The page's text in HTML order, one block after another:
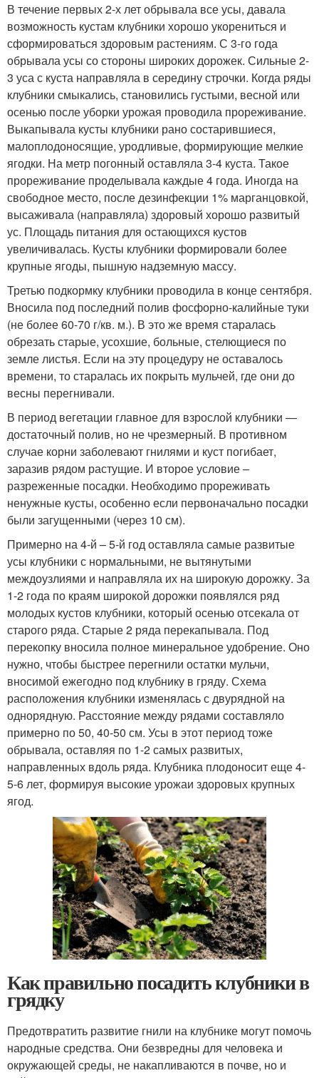
В течение первых 2-х лет обрывала все усы, давала
возможность кустам клубники хорошо укорениться и
сформироваться здоровым растениям. С 3-го года
обрывала усы со стороны широких дорожек. Сильные 2-
3 уса с куста направляла в середину строчки. Когда ряды
клубники смыкались, становились густыми, весной или
осенью после уборки урожая проводила прореживание.
Выкапывала кусты клубники рано состарившиеся,
малоплодоносящие, уродливые, формирующие мелкие
ягодки. На метр погонный оставляла 3-4 куста. Такое
прореживание проделывала каждые 4 года. Иногда на
свободное место, после дезинфекции 1% марганцовкой,
высаживала (направляла) здоровый хорошо развитый
ус. Площадь питания для остающихся кустов
увеличивалась. Кусты клубники формировали более
крупные ягоды, пышную надземную массу.
Третью подкормку клубники проводила в конце сентября.
Вносила под последний полив фосфорно-калийные туки
(не более 60-70 г/кв. м.). В это же время старалась
обрезать старые, усохшие, больные, стелющиеся по
земле листья. Если на эту процедуру не оставалось
времени, то старалась их покрыть мульчей, где они до
весны перегнивали.
В период вегетации главное для взрослой клубники —
достаточный полив, но не чрезмерный. В противном
случае корни заболевают гнилями и куст погибает,
заразив рядом растущие. И второе условие –
разреженные посадки. Необходимо прореживать
ненужные кусты, особенно если первоначально посадки
были загущенными (через 10 см).
Примерно на 4-й – 5-й год оставляла самые развитые
усы клубники с нормальными, не вытянутыми
междоузлиями и направляла их на широкую дорожку. За
1-2 года по краям широкой дорожки появлялся ряд
молодых кустов клубники, который осенью отсекала от
старого ряда. Старые 2 ряда перекапывала. Под
перекопку вносила полное минеральное удобрение. Оно
нужно, чтобы быстрее перегнили остатки мульчи,
вносимой ежегодно под клубнику в гряду. Схема
расположения клубники изменялась с двурядной на
однорядную. Расстояние между рядами составляло
примерно по 50, 40-50 см. Усы в этот период тоже
обрывала, оставляя по 1-2 самых развитых,
направленных вдоль ряда. Клубника плодоносит еще 4-
5-6 лет, формируя высокие урожаи здоровых крупных
ягод.
Как правильно посадить клубники в
грядку
Предотвратить развитие гнили на клубнике могут помочь
народные средства. Они безвредны для человека и
окружающей среды, не накапливаются в почве, но и